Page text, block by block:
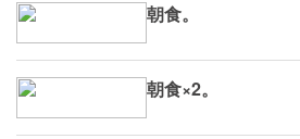
朝食。
朝食×2。